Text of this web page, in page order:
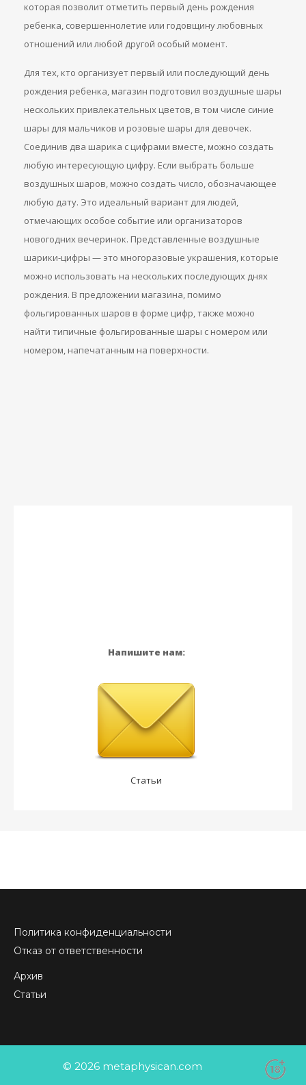
которая позволит отметить первый день рождения
ребенка, совершеннолетие или годовщину любовных
отношений или любой другой особый момент.
Для тех, кто организует первый или последующий день
рождения ребенка, магазин подготовил воздушные шары
нескольких привлекательных цветов, в том числе синие
шары для мальчиков и розовые шары для девочек.
Соединив два шарика с цифрами вместе, можно создать
любую интересующую цифру. Если выбрать больше
воздушных шаров, можно создать число, обозначающее
любую дату. Это идеальный вариант для людей,
отмечающих особое событие или организаторов
новогодних вечеринок. Представленные воздушные
шарики-цифры — это многоразовые украшения, которые
можно использовать на нескольких последующих днях
рождения. В предложении магазина, помимо
фольгированных шаров в форме цифр, также можно
найти типичные фольгированные шары с номером или
номером, напечатанным на поверхности.
Напишите нам:
Статьи
Политика конфиденциальности
Отказ от ответственности
Архив
Статьи
© 2026 metaphysican.com